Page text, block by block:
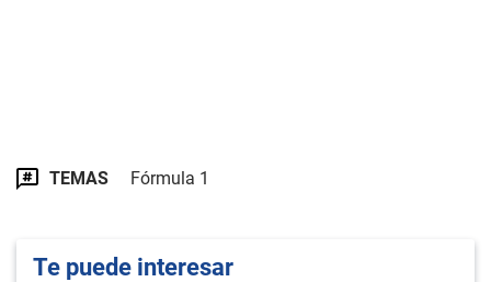
TEMAS Fórmula 1
Te puede interesar